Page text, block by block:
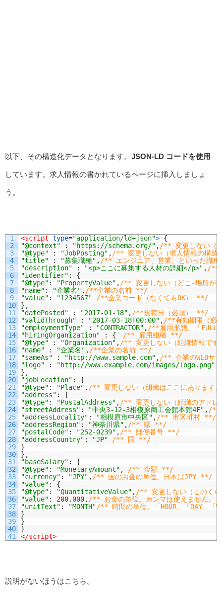
以下、その構造化データとなります。 JSON-LD コードを使用
しています。求人情報の書かれているページに挿入しましょ
う。
1
2
3
4
5
6
7
8
9
10
11
12
13
14
15
16
17
18
19
20
21
22
23
24
25
26
27
28
29
30
31
32
33
34
35
36
37
38
39
40
41
<script type="application/ld+json"> {
"@context"
: "https://schema.org/" , /** 変更しない（
"@type"
: "JobPosting" , /** 変更しない（求人情報の構
"title"
: "募集職種" , /** エンジニア、営業、といった職
"description"
: "<p>ここに募集する人材の詳細</p>" , /**
"identifier" :
{
"@type" : "PropertyValue" , /** 変更しない（どこ-場所が
"name" : "企業名" , /**企業の名前 **/
"value" : "1234567"
/**企業コード（なくてもOK） **/
} ,
"datePosted"
: "2017-01-18" , /**投稿日（必須） **/
"validThrough"
: "2017-03-18T00:00" , /**有効期限（
"employmentType"
: "CONTRACTOR" , /**雇用形態。「
"hiringOrganization"
: {
/** 雇用組織 **/
"@type"
: "Organization" , /** 変更しない（組織情報で
"name"
: "企業名" , /**企業の名前 **/
"sameAs"
: "http://www.sample.com" , /** 企業のWEBサ
"logo"
: "http://www.example.com/images/logo.png"
} ,
"jobLocation" :
{
"@type" : "Place" , /** 変更しない（組織はここにあります
"address" :
{
"@type" : "PostalAddress" , /** 変更しない（組織のアド
"streetAddress" : "中央3-12-3相模原商工会館本館4F" , /**
"addressLocality" : "相模原市中央区" , /** 市区町村 **/
"addressRegion" : "神奈川県" , /** 県 **/
"postalCode" : "252-0239" , /** 郵便番号 **/
"addressCountry" : "JP"
/** 国 **/
}
} ,
"baseSalary" :
{
"@type" : "MonetaryAmount" ,
/** 金額 **/
"currency" : "JPY" , /** 国のお金の単位。日本はJPY **/
"value" :
{
"@type" : "QuantitativeValue" , /** 変更しない（このく
"value" : 200.000, /** お金の単位。カンマは使えません。
"unitText" : "MONTH"/** 時間の単位。「HOUR」「DAY」「
}
}
}
</script>
説明がないほうはこちら。